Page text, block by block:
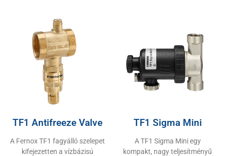
TF1 Antifreeze Valve
A Fernox TF1 fagyálló szelepet
kifejezetten a vízbázisú
TF1 Sigma Mini
A TF1 Sigma Mini egy
kompakt, nagy teljesítményű